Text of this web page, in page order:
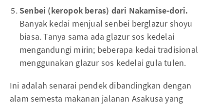
Senbei (keropok beras) dari Nakamise-dori.
Banyak kedai menjual senbei berglazur shoyu
biasa. Tanya sama ada glazur sos kedelai
mengandungi mirin; beberapa kedai tradisional
menggunakan glazur sos kedelai gula tulen.
Ini adalah senarai pendek dibandingkan dengan
alam semesta makanan jalanan Asakusa yang